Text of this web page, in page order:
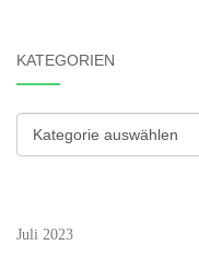
KATEGORIEN
Kategorien
Juli 2023